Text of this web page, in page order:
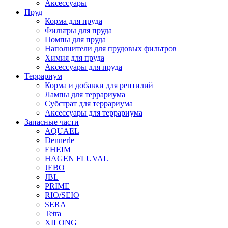
Аксессуары
Пруд
Корма для пруда
Фильтры для пруда
Помпы для пруда
Наполнители для прудовых фильтров
Химия для пруда
Аксессуары для пруда
Террариум
Корма и добавки для рептилий
Лампы для террариума
Субстрат для террариума
Аксессуары для террариума
Запасные части
AQUAEL
Dennerle
EHEIM
HAGEN FLUVAL
JEBO
JBL
PRIME
RIO/SEIO
SERA
Tetra
XILONG